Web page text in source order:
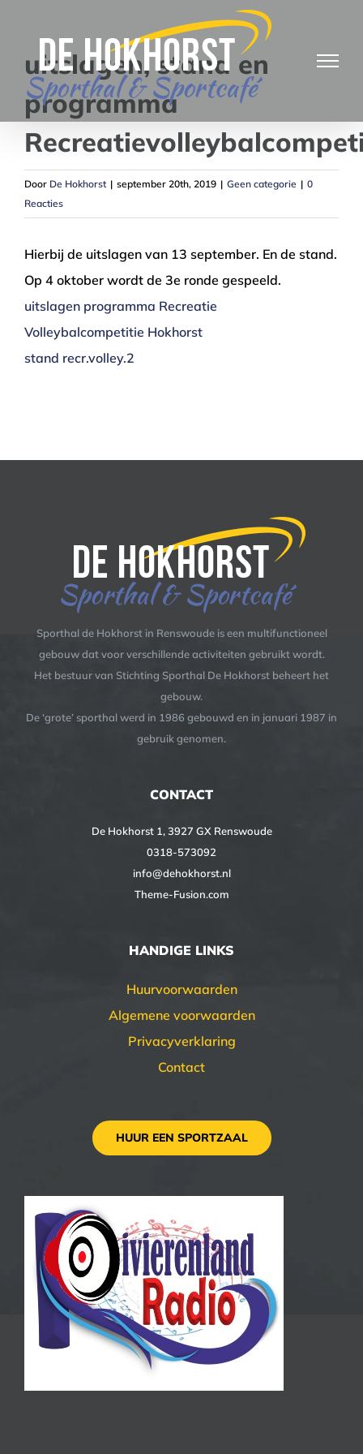
inhouduitslagen, stand en
programma
Door De Hokhorst | september 20th, 2019 | Geen categorie | 0
Reacties
Hierbij de uitslagen van 13 september. En de stand.
Op 4 oktober wordt de 3e ronde gespeeld.
uitslagen programma Recreatie
Volleybalcompetitie Hokhorst
stand recr.volley.2
Sporthal de Hokhorst in Renswoude is een multifunctioneel
gebouw dat voor verschillende activiteiten gebruikt wordt.
Het bestuur van Stichting Sporthal De Hokhorst beheert het
gebouw.
De ‘grote’ sporthal werd in 1986 gebouwd en in januari 1987 in
gebruik genomen.
CONTACT
De Hokhorst 1, 3927 GX Renswoude
0318-573092
info@dehokhorst.nl
Theme-Fusion.com
HANDIGE LINKS
Huurvoorwaarden
Algemene voorwaarden
Privacyverklaring
Contact
HUUR EEN SPORTZAAL